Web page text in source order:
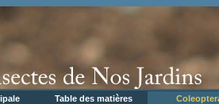
Table des matières